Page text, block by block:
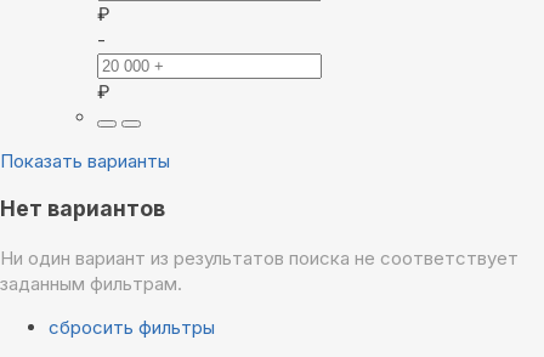
₽
-
₽
Показать варианты
Нет вариантов
Ни один вариант из результатов поиска не соответствует
заданным фильтрам.
сбросить фильтры